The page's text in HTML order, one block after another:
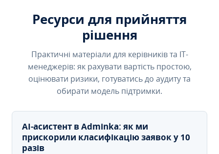
Ресурси для прийняття
рішення
Практичні матеріали для керівників та IT-
менеджерів: як рахувати вартість простою,
оцінювати ризики, готуватись до аудиту та
обирати модель підтримки.
AI-асистент в Adminka: як ми
прискорили класифікацію заявок у 10
разів